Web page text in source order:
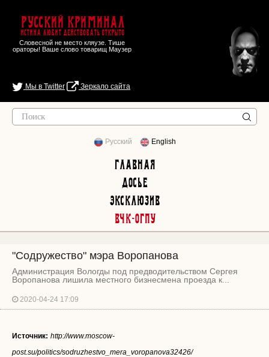
Русский Криминал
Истина любит действовать открыто
Словесной не место кляузе. Тише
ораторы! Ваше слово товарищ Маузер
Мы в Twitter Зеркало сайта
Русский English
Главная
Досье
Эксклюзив
ВЧК-ОГПУ
"Содружество" мэра Воропанова
Администрация Вологды под предводительством Сергея
Воропанова лишила местного бизнесмена проезда к...
2020-04-24 17:09
Источник: http://www.moscow-
post.su/politics/sodruzhestvo_mera_voropanova32426/